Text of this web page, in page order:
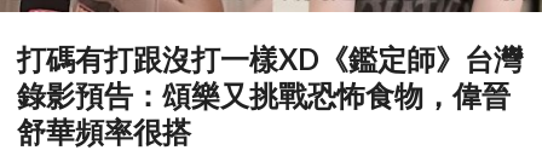
打碼有打跟沒打一樣XD《鑑定師》台灣
錄影預告：頌樂又挑戰恐怖食物，偉晉
舒華頻率很搭